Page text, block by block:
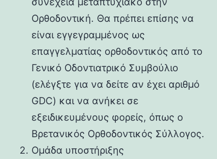
Ορθοδοντική. Θα πρέπει επίσης να
είναι εγγεγραμμένος ως
επαγγελματίας ορθοδοντικός από το
Γενικό Οδοντιατρικό Συμβούλιο
(ελέγξτε για να δείτε αν έχει αριθμό
GDC) και να ανήκει σε
εξειδικευμένους φορείς, όπως ο
Βρετανικός Ορθοδοντικός Σύλλογος.
Ομάδα υποστήριξης